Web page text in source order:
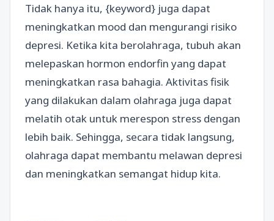
Tidak hanya itu, {keyword} juga dapat
meningkatkan mood dan mengurangi risiko
depresi. Ketika kita berolahraga, tubuh akan
melepaskan hormon endorfin yang dapat
meningkatkan rasa bahagia. Aktivitas fisik
yang dilakukan dalam olahraga juga dapat
melatih otak untuk merespon stress dengan
lebih baik. Sehingga, secara tidak langsung,
olahraga dapat membantu melawan depresi
dan meningkatkan semangat hidup kita.